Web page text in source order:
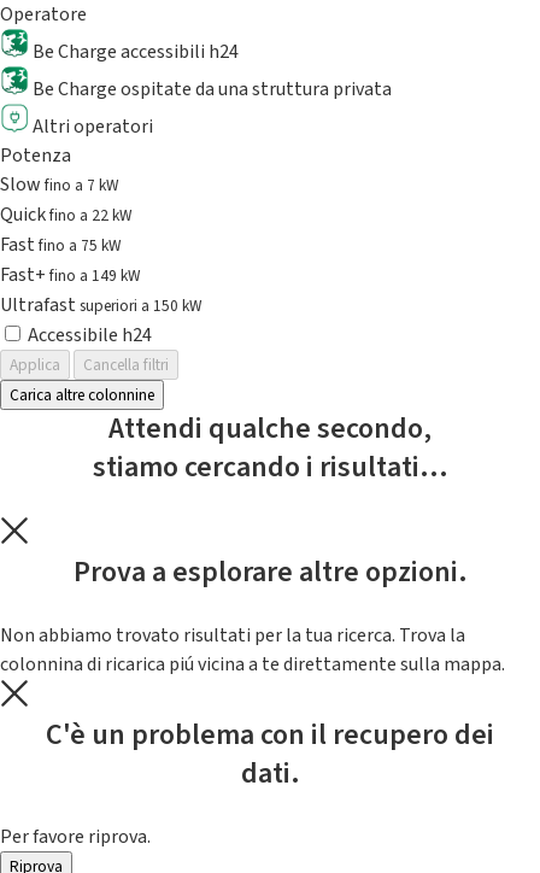
Operatore
Be Charge accessibili h24
Be Charge ospitate da una struttura privata
Altri operatori
Potenza
Slowfino a 7 kW
Quickfino a 22 kW
Fastfino a 75 kW
Fast+fino a 149 kW
Ultrafast superiori a 150 kW
Accessibile h24
Applica
Cancella filtri
Carica altre colonnine
Attendi qualche secondo,
stiamo cercando i risultati...
Prova a esplorare altre opzioni.
Non abbiamo trovato risultati per la tua ricerca. Trova la
colonnina di ricarica piú vicina a te direttamente sulla mappa.
C'è un problema con il recupero dei
dati.
Per favore riprova.
Riprova